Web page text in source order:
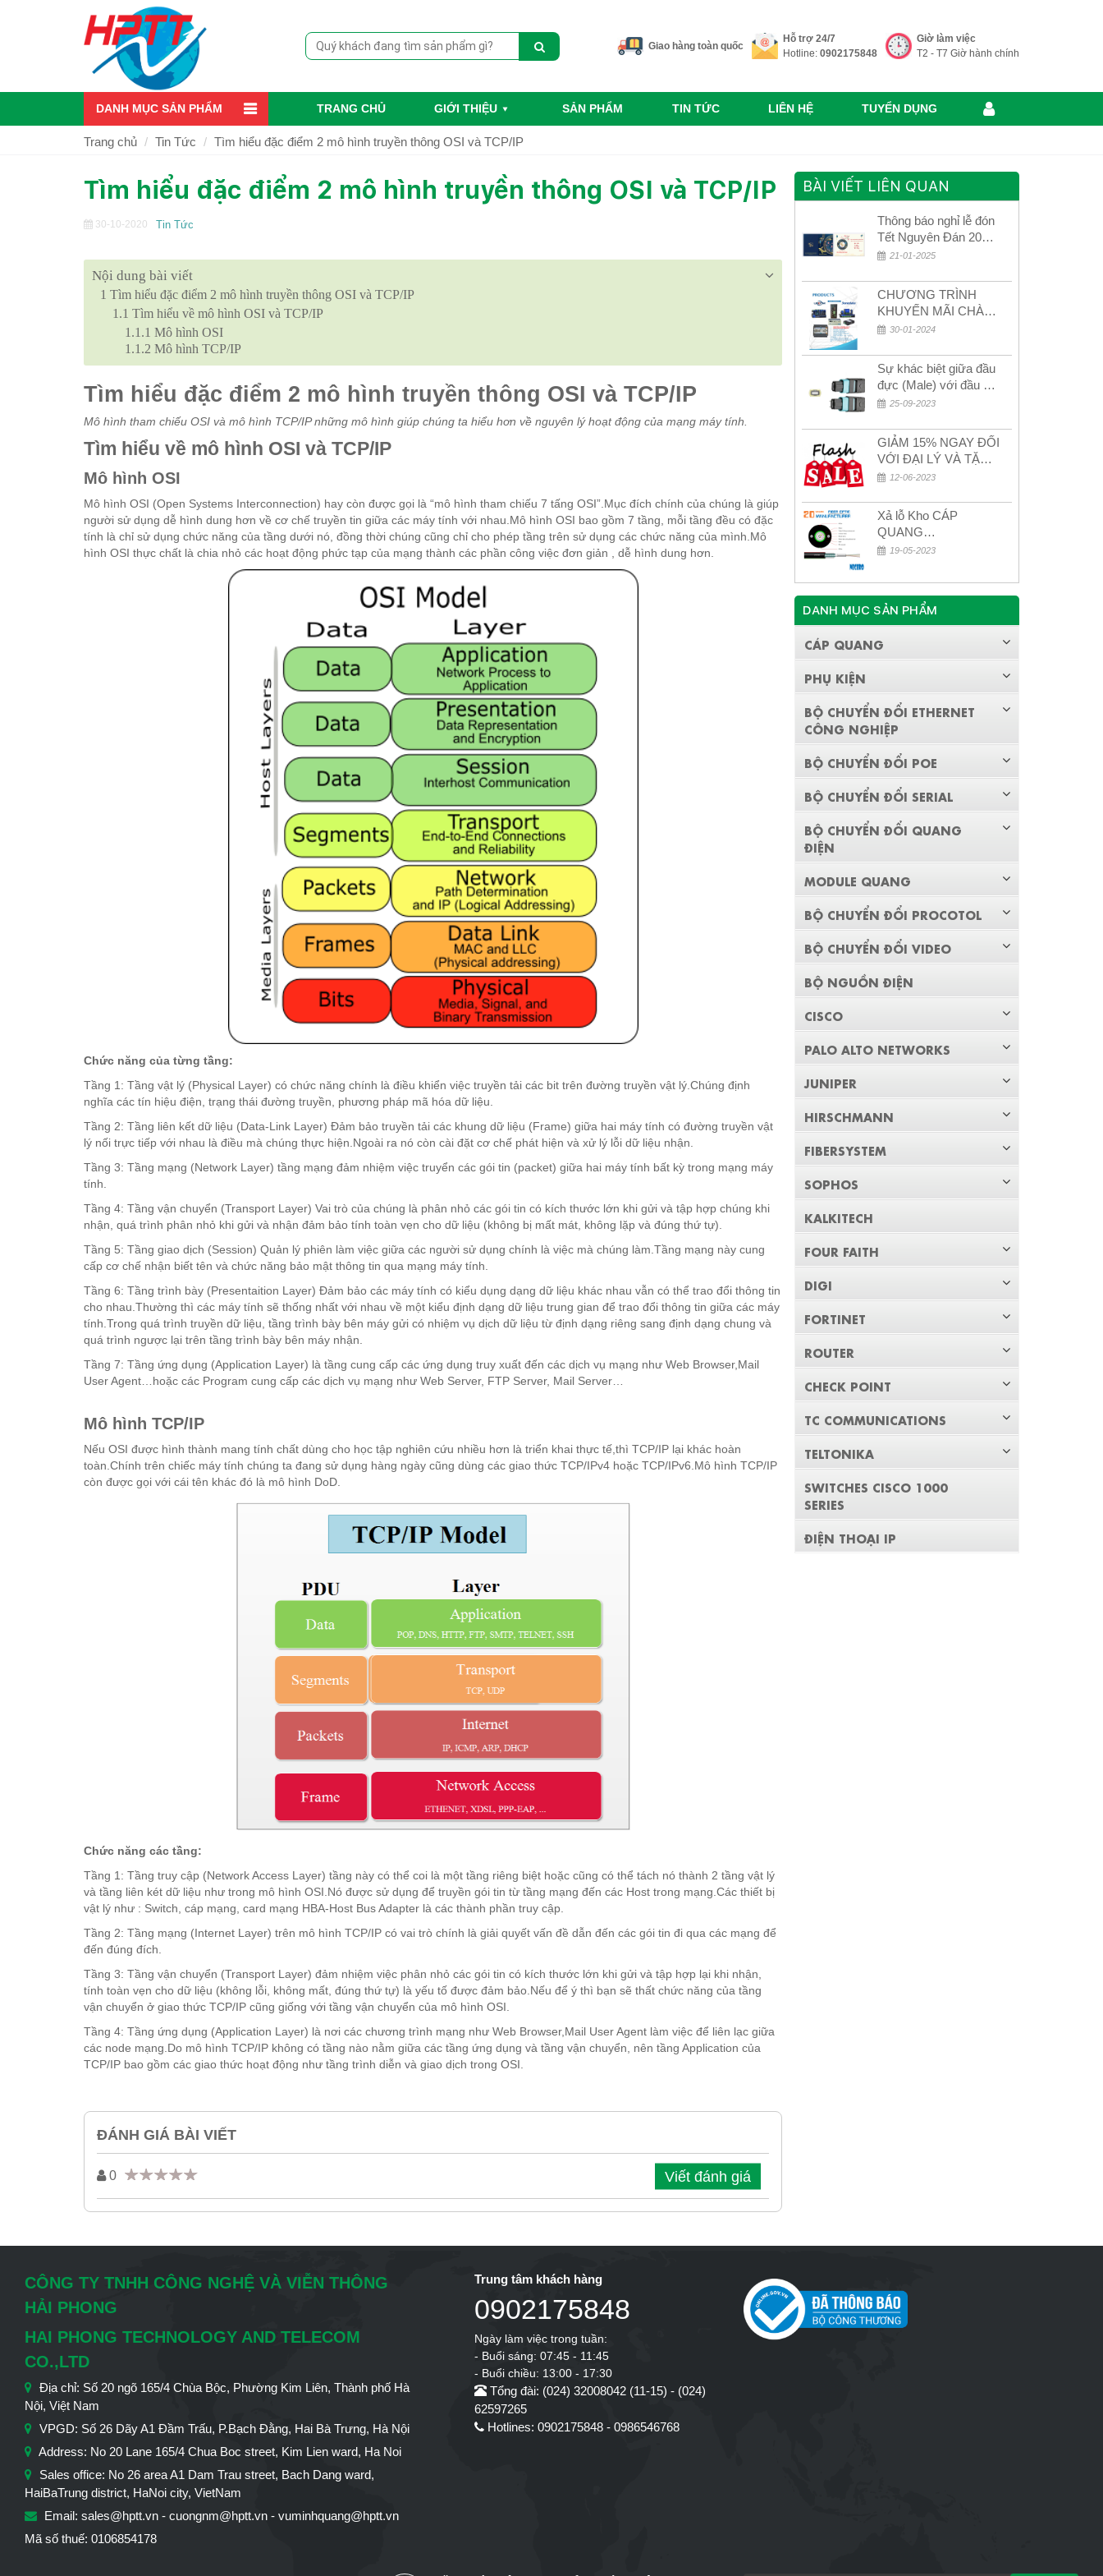
Giao hàng toàn quốc
Hỗ trợ 24/7
Hotline: 0902175848
Giờ làm việc
T2 - T7 Giờ hành chính
DANH MỤC SẢN PHẨM TRANG CHỦ GIỚI THIỆU SẢN PHẨM TIN TỨC LIÊN HỆ TUYỂN DỤNG
Trang chủ Tin Tức Tìm hiểu đặc điểm 2 mô hình truyền thông OSI và TCP/IP
Tìm hiểu đặc điểm 2 mô hình truyền thông OSI và TCP/IP
30-10-2020 Tin Tức
Nội dung bài viết
1 Tìm hiểu đặc điểm 2 mô hình truyền thông OSI và TCP/IP
1.1 Tìm hiểu về mô hình OSI và TCP/IP
1.1.1 Mô hình OSI
1.1.2 Mô hình TCP/IP
Tìm hiểu đặc điểm 2 mô hình truyền thông OSI và TCP/IP
Mô hình tham chiếu OSI và mô hình TCP/IP những mô hình giúp chúng ta hiểu hơn về nguyên lý hoạt động của mạng máy tính.
Tìm hiểu về mô hình OSI và TCP/IP
Mô hình OSI
Mô hình OSI (Open Systems Interconnection) hay còn được gọi là “mô hình tham chiếu 7 tấng OSI”.Mục đích chính của chúng là giúp
người sử dụng dễ hình dung hơn về cơ chế truyền tin giữa các máy tính với nhau.Mô hình OSI bao gồm 7 tầng, mỗi tầng đều có đặc
tính là chỉ sử dụng chức năng của tầng dưới nó, đồng thời chúng cũng chỉ cho phép tầng trên sử dụng các chức năng của mình.Mô
hình OSI thực chất là chia nhỏ các hoạt động phức tạp của mạng thành các phần công việc đơn giản , dễ hình dung hơn.
Chức năng của từng tầng:
Tầng 1: Tầng vật lý (Physical Layer) có chức năng chính là điều khiển việc truyền tải các bit trên đường truyền vật lý.Chúng định
nghĩa các tín hiệu điện, trạng thái đường truyền, phương pháp mã hóa dữ liệu.
Tầng 2: Tầng liên kết dữ liệu (Data-Link Layer) Đảm bảo truyền tải các khung dữ liệu (Frame) giữa hai máy tính có đường truyền vật
lý nối trực tiếp với nhau là điều mà chúng thực hiện.Ngoài ra nó còn cài đặt cơ chế phát hiện và xử lý lỗi dữ liệu nhận.
Tầng 3: Tầng mạng (Network Layer) tầng mạng đảm nhiệm việc truyển các gói tin (packet) giữa hai máy tính bất kỳ trong mạng máy
tính.
Tầng 4: Tầng vận chuyển (Transport Layer) Vai trò của chúng là phân nhỏ các gói tin có kích thước lớn khi gửi và tập hợp chúng khi
nhận, quá trình phân nhỏ khi gửi và nhận đảm bảo tính toàn vẹn cho dữ liệu (không bị mất mát, không lặp và đúng thứ tự).
Tầng 5: Tầng giao dịch (Session) Quản lý phiên làm việc giữa các người sử dụng chính là việc mà chúng làm.Tầng mạng này cung
cấp cơ chế nhận biết tên và chức năng bảo mật thông tin qua mạng máy tính.
Tầng 6: Tầng trình bày (Presentaition Layer) Đảm bảo các máy tính có kiểu dụng dạng dữ liệu khác nhau vẫn có thể trao đổi thông tin
cho nhau.Thường thì các máy tính sẽ thống nhất với nhau về một kiểu định dạng dữ liệu trung gian để trao đổi thông tin giữa các máy
tính.Trong quá trình truyền dữ liệu, tầng trình bày bên máy gửi có nhiệm vụ dịch dữ liệu từ định dạng riêng sang định dạng chung và
quá trình ngược lại trên tầng trình bày bên máy nhận.
Tầng 7: Tầng ứng dụng (Application Layer) là tầng cung cấp các ứng dụng truy xuất đến các dịch vụ mạng như Web Browser,Mail
User Agent…hoặc các Program cung cấp các dịch vụ mạng như Web Server, FTP Server, Mail Server…
Mô hình TCP/IP
Nếu OSI được hình thành mang tính chất dùng cho học tập nghiên cứu nhiều hơn là triển khai thực tế,thì TCP/IP lại khác hoàn
toàn.Chính trên chiếc máy tính chúng ta đang sử dụng hàng ngày cũng dùng các giao thức TCP/IPv4 hoặc TCP/IPv6.Mô hình TCP/IP
còn được gọi với cái tên khác đó là mô hình DoD.
Chức năng các tầng:
Tầng 1: Tầng truy cập (Network Access Layer) tầng này có thể coi là một tầng riêng biệt hoặc cũng có thể tách nó thành 2 tầng vật lý
và tầng liên két dữ liệu như trong mô hình OSI.Nó được sử dụng để truyền gói tin từ tầng mạng đến các Host trong mạng.Các thiết bị
vật lý như : Switch, cáp mạng, card mạng HBA-Host Bus Adapter là các thành phần truy cập.
Tầng 2: Tầng mạng (Internet Layer) trên mô hình TCP/IP có vai trò chính là giải quyết vấn đề dẫn đến các gói tin đi qua các mạng để
đến đúng đích.
Tầng 3: Tầng vận chuyển (Transport Layer) đảm nhiệm việc phân nhỏ các gói tin có kích thước lớn khi gửi và tập hợp lại khi nhận,
tính toàn vẹn cho dữ liệu (không lỗi, không mất, đúng thứ tự) là yếu tố được đảm bảo.Nếu để ý thì bạn sẽ thất chức năng của tầng
vận chuyển ở giao thức TCP/IP cũng giống với tầng vận chuyển của mô hình OSI.
Tầng 4: Tầng ứng dụng (Application Layer) là nơi các chương trình mạng như Web Browser,Mail User Agent làm việc để liên lạc giữa
các node mạng.Do mô hình TCP/IP không có tầng nào nằm giữa các tầng ứng dụng và tầng vận chuyển, nên tầng Application của
TCP/IP bao gồm các giao thức hoạt động như tầng trình diễn và giao dịch trong OSI.
ĐÁNH GIÁ BÀI VIẾT
0 Viết đánh giá
BÀI VIẾT LIÊN QUAN
Thông báo nghỉ lễ đón
Tết Nguyên Đán 2026
– Xuân Bính Ngọ!
21-01-2025
CHƯƠNG TRÌNH
KHUYẾN MÃI CHÀO
MỪNG NĂM MỚI
30-01-2024
Sự khác biệt giữa đầu
đực (Male) với đầu cái
(Female) trong bộ đầu
25-09-2023
GIẢM 15% NGAY ĐỐI
VỚI ĐẠI LÝ VÀ TẶNG
QUÀ KHÁCH HÀNG
12-06-2023
Xả lỗ Kho CÁP
QUANG
MULTIMODE CÁP
MULTIMODE 4-8-12-
24Fo SỢI OM1-OM2-
OM3 Siêu Rẻ 5k
19-05-2023
DANH MỤC SẢN PHẨM
CÁP QUANG
PHỤ KIỆN
BỘ CHUYỂN ĐỔI ETHERNET
CÔNG NGHIỆP
BỘ CHUYỂN ĐỔI POE
BỘ CHUYỂN ĐỔI SERIAL
BỘ CHUYỂN ĐỔI QUANG
ĐIỆN
MODULE QUANG
BỘ CHUYỂN ĐỔI PROCOTOL
BỘ CHUYỂN ĐỔI VIDEO
BỘ NGUỒN ĐIỆN
CISCO
PALO ALTO NETWORKS
JUNIPER
HIRSCHMANN
FIBERSYSTEM
SOPHOS
KALKITECH
FOUR FAITH
DIGI
FORTINET
ROUTER
CHECK POINT
TC COMMUNICATIONS
TELTONIKA
SWITCHES CISCO 1000
SERIES
ĐIỆN THOẠI IP
CÔNG TY TNHH CÔNG NGHỆ VÀ VIỄN THÔNG
HẢI PHONG
HAI PHONG TECHNOLOGY AND TELECOM
CO.,LTD
Địa chỉ: Số 20 ngõ 165/4 Chùa Bộc, Phường Kim Liên, Thành phố Hà
Nội, Việt Nam
VPGD: Số 26 Dãy A1 Đầm Trấu, P.Bạch Đằng, Hai Bà Trưng, Hà Nội
Address: No 20 Lane 165/4 Chua Boc street, Kim Lien ward, Ha Noi
Sales office: No 26 area A1 Dam Trau street, Bach Dang ward,
HaiBaTrung district, HaNoi city, VietNam
Email: sales@hptt.vn - cuongnm@hptt.vn - vuminhquang@hptt.vn
Mã số thuế: 0106854178
Trung tâm khách hàng
0902175848
Ngày làm việc trong tuần:
- Buổi sáng: 07:45 - 11:45
- Buổi chiều: 13:00 - 17:30
Tổng đài: (024) 32008042 (11-15) - (024)
62597265
Hotlines: 0902175848 - 0986546768